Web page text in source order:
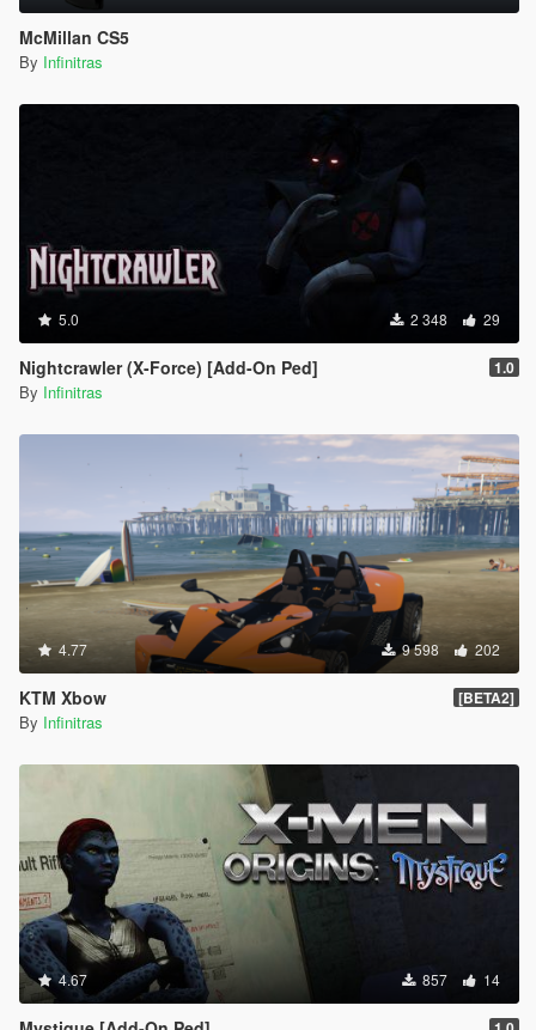
McMillan CS5
By Infinitras
5.0 2 348 29
Nightcrawler (X-Force) [Add-On Ped] 1.0
By Infinitras
4.77 9 598 202
KTM Xbow [BETA2]
By Infinitras
4.67 857 14